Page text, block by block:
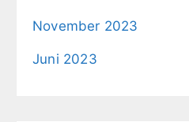
November 2023
Juni 2023